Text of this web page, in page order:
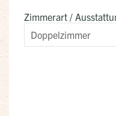
Zimmerart /